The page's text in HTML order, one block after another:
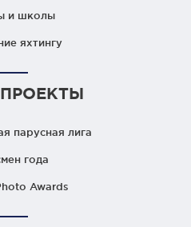
и школы
яхтингу
парусная лига
года
Awards